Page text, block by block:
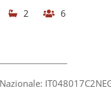
2 6